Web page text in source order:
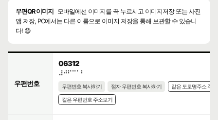
우편QR 이미지
모바일에선 이미지를 꾹 누르시고 이미지저장 또는 사진
앱 저장, PC에서는 다른 이름으로 이미지 저장을 통해 보관할 수 있습니
다! 😄
우편번호
06312
⠼⠚⠋⠉⠁⠃
우편번호 복사하기 점자 우편번호 복사하기
같은 도로명주소 주
같은 우편번호 주소보기